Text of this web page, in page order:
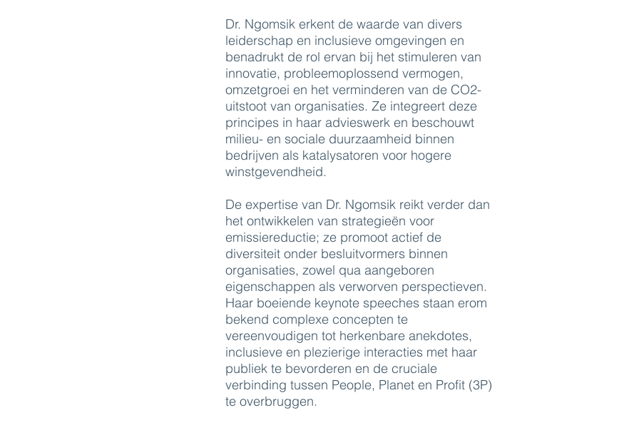
Dr. Ngomsik erkent de waarde van divers
leiderschap en inclusieve omgevingen en
benadrukt de rol ervan bij het stimuleren van
innovatie, probleemoplossend vermogen,
omzetgroei en het verminderen van de CO2-
uitstoot van organisaties. Ze integreert deze
principes in haar advieswerk en beschouwt
milieu- en sociale duurzaamheid binnen
bedrijven als katalysatoren voor hogere
winstgevendheid.
De expertise van Dr. Ngomsik reikt verder dan
het ontwikkelen van strategieën voor
emissiereductie; ze promoot actief de
diversiteit onder besluitvormers binnen
organisaties, zowel qua aangeboren
eigenschappen als verworven perspectieven.
Haar boeiende keynote speeches staan erom
bekend complexe concepten te
vereenvoudigen tot herkenbare anekdotes,
inclusieve en plezierige interacties met haar
publiek te bevorderen en de cruciale
verbinding tussen People, Planet en Profit (3P)
te overbruggen.